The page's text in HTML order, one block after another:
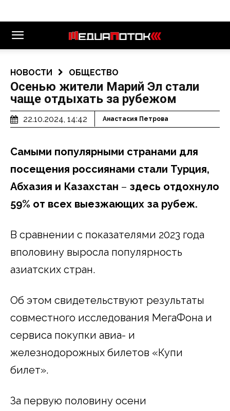
НОВОСТИ ОБЩЕСТВО
Осенью жители Марий Эл стали
чаще отдыхать за рубежом
22.10.2024, 14:42 Анастасия Петрова
Самыми популярными странами для
посещения россиянами стали Турция,
Абхазия и Казахстан – здесь отдохнуло
59% от всех выезжающих за рубеж.
В сравнении с показателями 2023 года
вполовину выросла популярность
азиатских стран.
Об этом свидетельствуют результаты
совместного исследования МегаФона и
сервиса покупки авиа- и
железнодорожных билетов «Купи
билет».
За первую половину осени